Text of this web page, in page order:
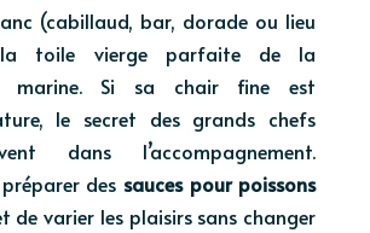
(cabillaud, bar, dorade ou lieu
toile vierge parfaite de la
marine. Si sa chair fine est
le secret des grands chefs
dans l’accompagnement.
des sauces pour poissons
de varier les plaisirs sans changer